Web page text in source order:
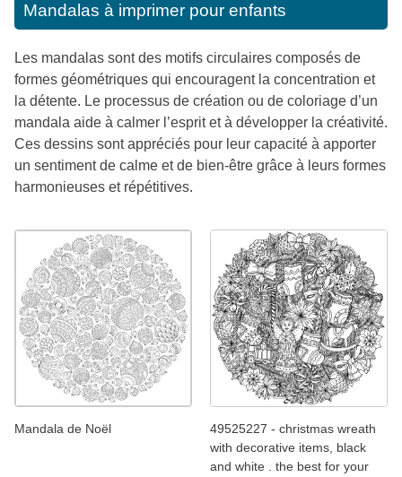
Mandalas à imprimer pour enfants
Les mandalas sont des motifs circulaires composés de
formes géométriques qui encouragent la concentration et
la détente. Le processus de création ou de coloriage d’un
mandala aide à calmer l’esprit et à développer la créativité.
Ces dessins sont appréciés pour leur capacité à apporter
un sentiment de calme et de bien-être grâce à leurs formes
harmonieuses et répétitives.
Mandala de Noël
49525227 - christmas wreath
with decorative items, black
and white . the best for your